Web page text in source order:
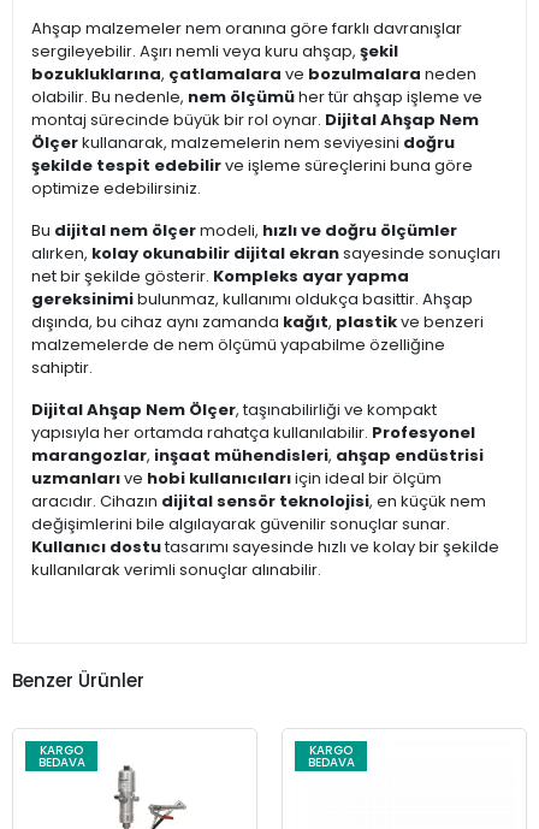
Ahşap malzemeler nem oranına göre farklı davranışlar
sergileyebilir. Aşırı nemli veya kuru ahşap, şekil
bozukluklarına, çatlamalara ve bozulmalara neden
olabilir. Bu nedenle, nem ölçümüher tür ahşap işleme ve
montaj sürecinde büyük bir rol oynar. Dijital Ahşap Nem
Ölçerkullanarak, malzemelerin nem seviyesini doğru
şekilde tespit edebilirve işleme süreçlerini buna göre
optimize edebilirsiniz.
Bu dijital nem ölçermodeli, hızlı ve doğru ölçümler
alırken, kolay okunabilir dijital ekransayesinde sonuçları
net bir şekilde gösterir. Kompleks ayar yapma
gereksinimibulunmaz, kullanımı oldukça basittir. Ahşap
dışında, bu cihaz aynı zamanda kağıt, plastikve benzeri
malzemelerde de nem ölçümü yapabilme özelliğine
sahiptir.
Dijital Ahşap Nem Ölçer, taşınabilirliği ve kompakt
yapısıyla her ortamda rahatça kullanılabilir. Profesyonel
marangozlar, inşaat mühendisleri, ahşap endüstrisi
uzmanlarıve hobi kullanıcılarıiçin ideal bir ölçüm
aracıdır. Cihazın dijital sensör teknolojisi, en küçük nem
değişimlerini bile algılayarak güvenilir sonuçlar sunar.
Kullanıcı dostutasarımı sayesinde hızlı ve kolay bir şekilde
kullanılarak verimli sonuçlar alınabilir.
Benzer Ürünler
KARGO
BEDAVA
KARGO
BEDAVA